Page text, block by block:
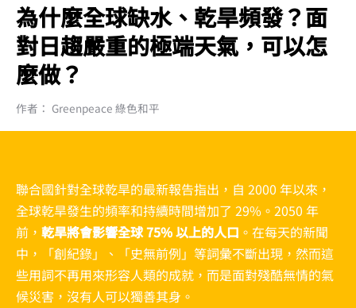
為什麼全球缺水、乾旱頻發？面
對日趨嚴重的極端天氣，可以怎
麼做？
作者： Greenpeace 綠色和平
聯合國針對全球乾旱的最新報告指出，自 2000 年以來，
全球乾旱發生的頻率和持續時間增加了 29%。2050 年
前， 乾旱將會影響全球 75% 以上的人口 。在每天的新聞
中，「創紀錄」、「史無前例」等詞彙不斷出現，然而這
些用詞不再用來形容人類的成就，而是面對殘酷無情的氣
候災害，沒有人可以獨善其身。